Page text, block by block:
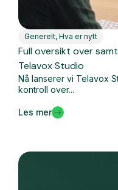
Generelt, Hva er nytt
Full oversikt over
Telavox Studio
Nå lanserer vi Telavox
kontroll over...
Les mer